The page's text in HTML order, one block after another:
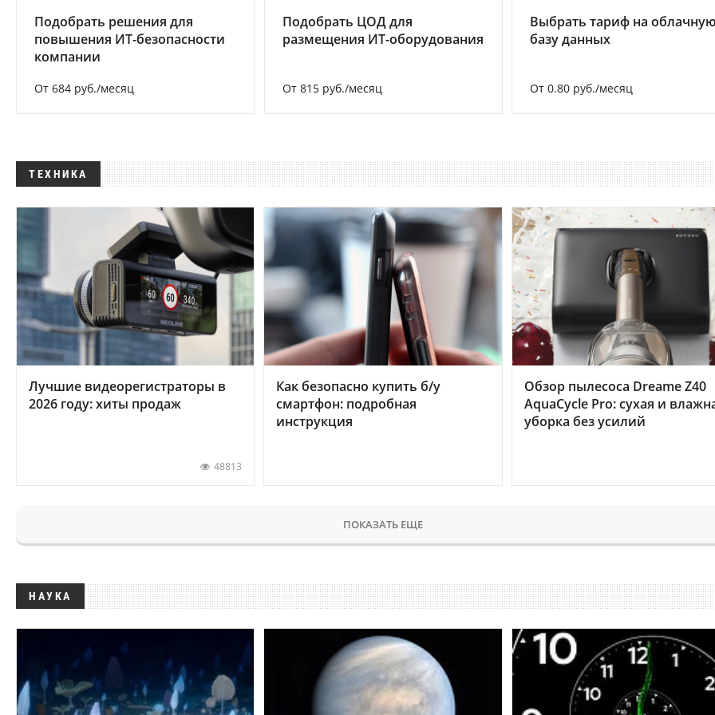
Подобрать решения для
повышения ИТ-безопасности
компании
От 684 руб./месяц
Подобрать ЦОД для
размещения ИТ-оборудования
От 815 руб./месяц
Выбрать тариф на
базу данных
От 0.80 руб./месяц
ТЕХНИКА
Лучшие видеорегистраторы в
2026 году: хиты продаж
48813
Как безопасно купить б/у
смартфон: подробная
инструкция
Обзор пылесоса Dreame Z40
AquaCycle Pro: сухая и
уборка без усилий
ПОКАЗАТЬ ЕЩЕ
НАУКА